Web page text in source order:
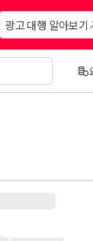
광고 대행 알아보기